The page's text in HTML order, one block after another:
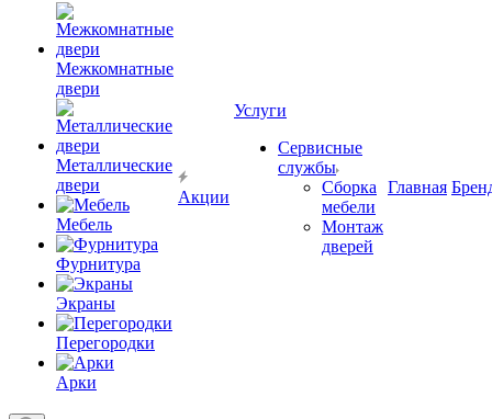
Межкомнатные
двери
Металлические
двери
Мебель
Фурнитура
Экраны
Перегородки
Арки
Акции
Услуги
Сервисные
службы
Сборка
мебели
Монтаж
дверей
Главная